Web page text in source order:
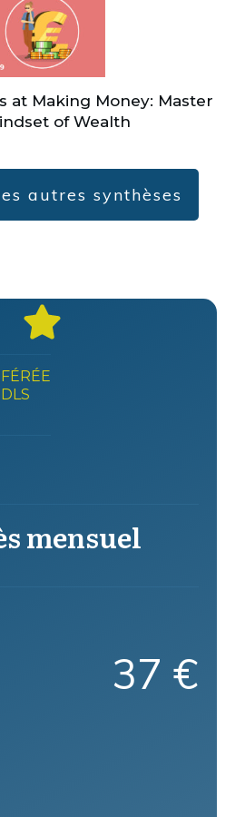
at Making Money: Master
of Wealth
autres synthèses
mensuel
37 €